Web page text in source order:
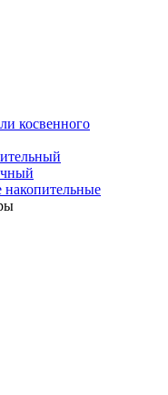
косвенного
накопительные